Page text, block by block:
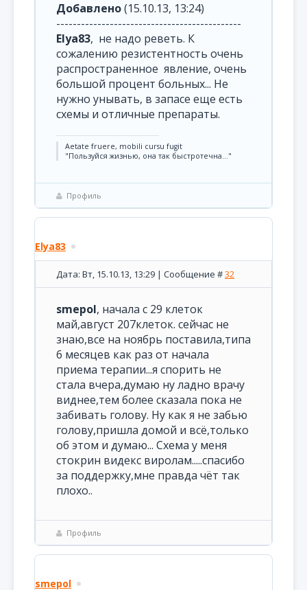
Добавлено(15.10.13, 13:24)
---------------------------------------------
Elya83, не надо реветь. К
сожалению резистентность очень
распространенное явление, очень
большой процент больных... Не
нужно унывать, в запасе еще есть
схемы и отличные препараты.
Aetate fruere, mobili cursu fugit
"Пользуйся жизнью, она так быстротечна..."
Профиль
Elya83
Дата: Вт, 15.10.13, 13:29 | Сообщение #32
smepol, начала с 29 клеток
май,август 207клеток. сейчас не
знаю,все на ноябрь поставила,типа
6 месяцев как раз от начала
приема терапии...я спорить не
стала вчера,думаю ну ладно врачу
виднее,тем более сказала пока не
забивать голову. Ну как я не забью
голову,пришла домой и всё,только
об этом и думаю... Схема у меня
стокрин видекс виролам.....спасибо
за поддержку,мне правда чёт так
плохо..
Профиль
smepol